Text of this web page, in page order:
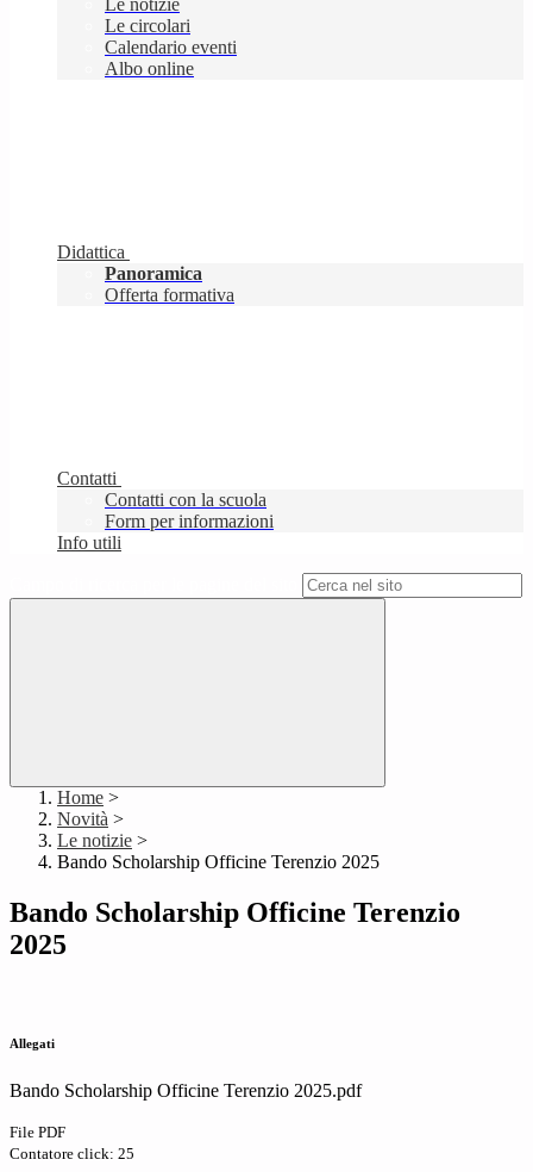
Le notizie
Le circolari
Calendario eventi
Albo online
Didattica
Panoramica
Offerta formativa
Contatti
Contatti con la scuola
Form per informazioni
Info utili
Home >
Novità >
Le notizie >
Bando Scholarship Officine Terenzio 2025
Bando Scholarship Officine Terenzio
2025
Allegati
Bando Scholarship Officine Terenzio 2025.pdf
File PDF
Contatore click: 25